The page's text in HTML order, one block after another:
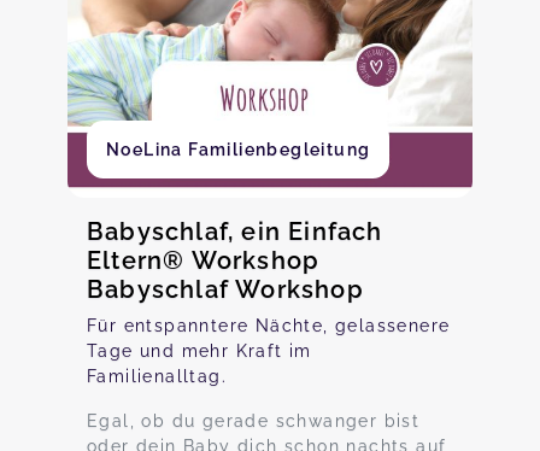
NoeLina Familienbegleitung
Babyschlaf, ein Einfach
Eltern® Workshop
Babyschlaf Workshop
Für entspanntere Nächte, gelassenere
Tage und mehr Kraft im
Familienalltag.
Egal, ob du gerade schwanger bist
oder dein Baby dich schon nachts auf